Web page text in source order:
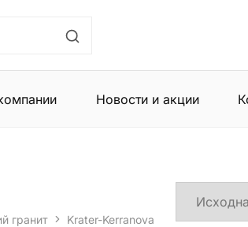
Новости и акции
гранит Krater-Kerranova